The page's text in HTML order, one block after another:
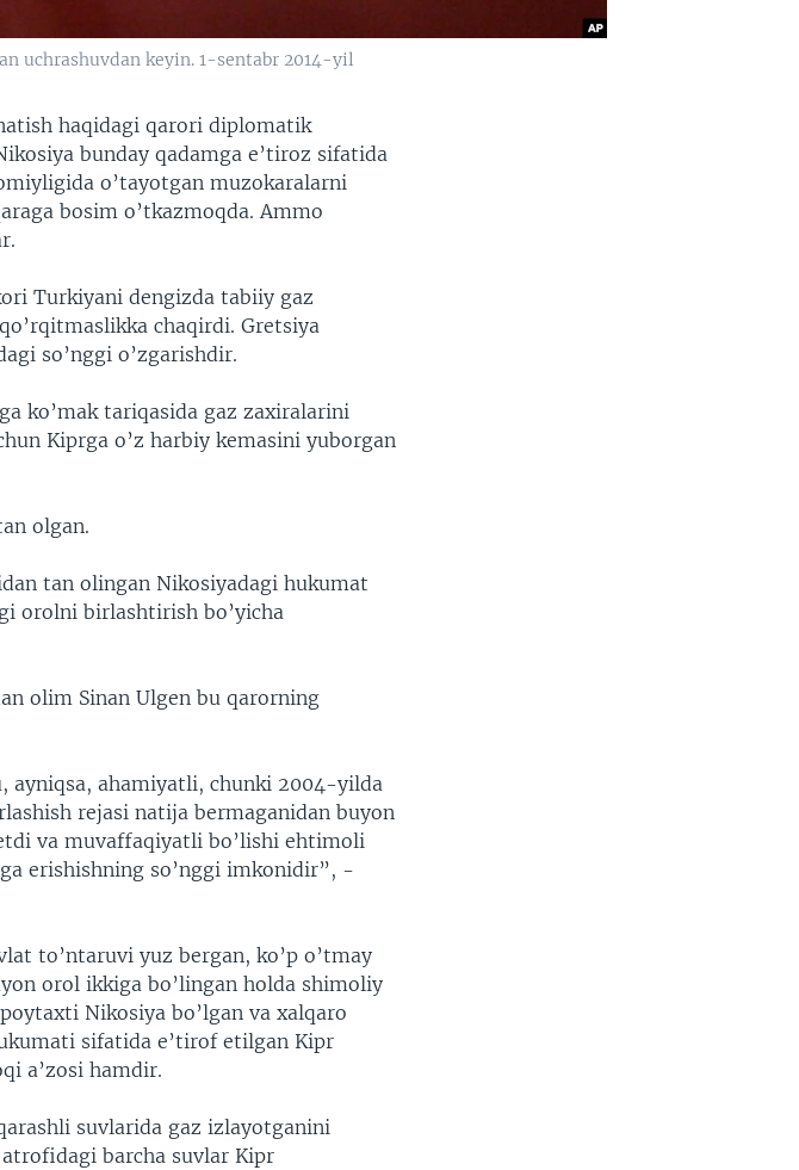
uchrashuvdan keyin. 1-sentabr 2014-yil
haqidagi qarori diplomatik
bunday qadamga e’tiroz sifatida
o’tayotgan muzokaralarni
bosim o’tkazmoqda. Ammo
Turkiyani dengizda tabiiy gaz
chaqirdi. Gretsiya
so’nggi o’zgarishdir.
ko’mak tariqasida gaz zaxiralarini
Kiprga o’z harbiy kemasini yuborgan
olgan.
tan olingan Nikosiyadagi hukumat
orolni birlashtirish bo’yicha
olim Sinan Ulgen bu qarorning
ayniqsa, ahamiyatli, chunki 2004-yilda
rejasi natija bermaganidan buyon
va muvaffaqiyatli bo’lishi ehtimoli
erishishning so’nggi imkonidir”, -
to’ntaruvi yuz bergan, ko’p o’tmay
orol ikkiga bo’lingan holda shimoliy
Nikosiya bo’lgan va xalqaro
sifatida e’tirof etilgan Kipr
a’zosi hamdir.
suvlarida gaz izlayotganini
barcha suvlar Kipr